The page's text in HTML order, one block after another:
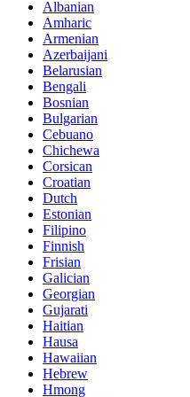
Albanian
Amharic
Armenian
Azerbaijani
Belarusian
Bengali
Bosnian
Bulgarian
Cebuano
Chichewa
Corsican
Croatian
Dutch
Estonian
Filipino
Finnish
Frisian
Galician
Georgian
Gujarati
Haitian
Hausa
Hawaiian
Hebrew
Hmong